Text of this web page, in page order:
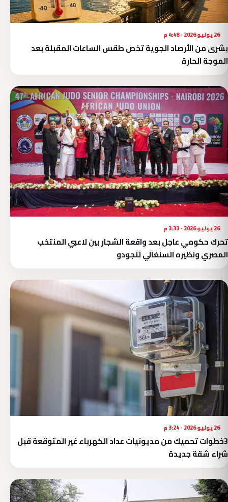
26 يوليو 2026 - 4:48 م
بشرى من الأرصاد الجوية تخص طقس الساعات المقبلة بعد
الموجة الحارة
26 يوليو 2026 - 3:33 م
تحرك حكومي عاجل بعد واقعة الشجار بين لاعبي المنتخب
المصري ونظيره السنغالي للجودو
26 يوليو 2026 - 3:24 م
3خطوات تحميك من مديونيات عداد الكهرباء غير المتوقعة قبل
شراء شقة جديدة